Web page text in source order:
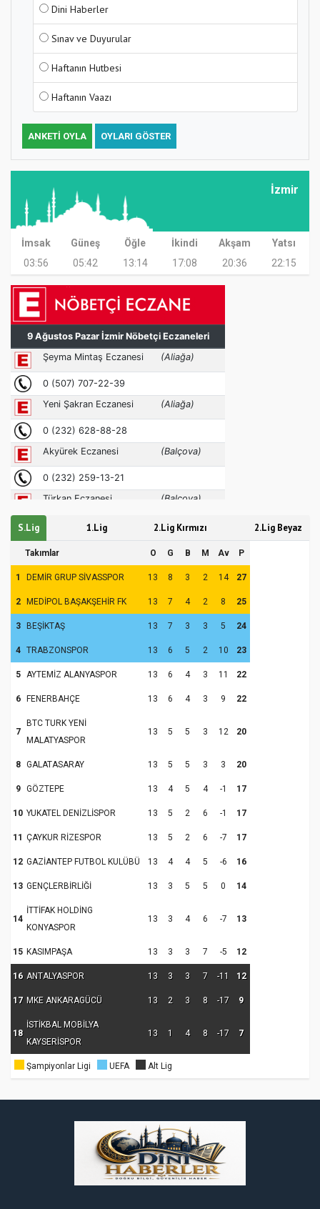
Dini Haberler
Sınav ve Duyurular
Haftanın Hutbesi
Haftanın Vaazı
ANKETI OYLA OYLARI GÖSTER
İzmir
İmsak Güneş Öğle İkindi Akşam
Yatsı
03:56
05:42 13:14 17:08 20:36 22:15
S.Lig 1.Lig 2.Lig Kırmızı 2.Lig Beyaz
Takımlar O G B M Av P
1 DEMİR GRUP SİVASSPOR 13 8 3 2 14 27
2 MEDİPOL BAŞAKŞEHİR FK 13 7 4 2 8 25
3 BEŞİKTAŞ 13 7 3 3 5 24
4 TRABZONSPOR 13 6 5 2 10 23
5 AYTEMİZ ALANYASPOR 13 6 4 3 11 22
6 FENERBAHÇE 13 6 4 3 9 22
7
BTC TURK YENİ
MALATYASPOR
13 5 5 3 12 20
8 GALATASARAY 13 5 5 3 3 20
9 GÖZTEPE 13 4 5 4 -1 17
10 YUKATEL DENİZLİSPOR 13 5 2 6 -1 17
11 ÇAYKUR RİZESPOR 13 5 2 6 -7 17
12 GAZİANTEP FUTBOL KULÜBÜ 13 4 4 5 -6 16
13 GENÇLERBİRLİĞİ 13 3 5 5 0 14
14
İTTİFAK HOLDİNG
KONYASPOR
13 3 4 6 -7 13
15 KASIMPAŞA 13 3 3 7 -5 12
16 ANTALYASPOR 13 3 3 7 -11 12
17 MKE ANKARAGÜCÜ 13 2 3 8 -17 9
18
İSTİKBAL MOBİLYA
KAYSERİSPOR
13 1 4 8 -17 7
Şampiyonlar Ligi UEFA Alt Lig